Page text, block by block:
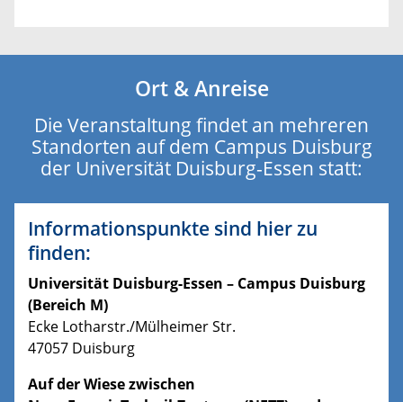
Ort & Anreise
Die Veranstaltung findet an mehreren
Standorten auf dem Campus Duisburg
der Universität Duisburg-Essen statt:
Informationspunkte sind hier zu
finden:
Universität Duisburg-Essen – Campus Duisburg
(Bereich M)
Ecke Lotharstr./Mülheimer Str.
47057 Duisburg
Auf der Wiese zwischen